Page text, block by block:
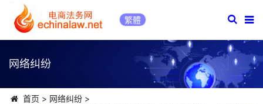
繁體
网络纠纷
首页 > 网络纠纷>